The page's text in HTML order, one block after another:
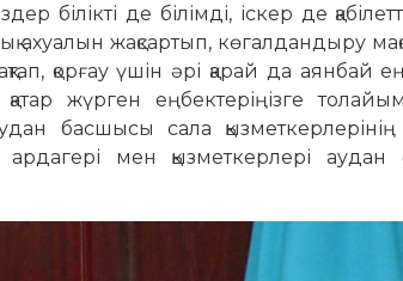
білікті де білімді, іскер де
ахуалын жақсартып, көгалдандыру
қорғау үшін әрі қарай да аянбай
жүрген еңбектеріңізге
басшысы сала
мен қызметкерлері аудан